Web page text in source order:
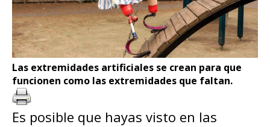
Las extremidades artificiales se crean para que
funcionen como las extremidades que faltan.
Es posible que hayas visto en las